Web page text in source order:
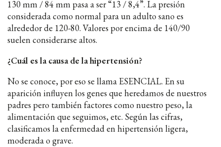
130 mm / 84 mm pasa a ser “13 / 8,4”. La presión
considerada como normal para un adulto sano es
alrededor de 120-80. Valores por encima de 140/90
suelen considerarse altos.
¿Cuál es la causa de la hipertensión?
No se conoce, por eso se llama ESENCIAL. En su
aparición influyen los genes que heredamos de nuestros
padres pero también factores como nuestro peso, la
alimentación que seguimos, etc. Según las cifras,
clasificamos la enfermedad en hipertensión ligera,
moderada o grave.